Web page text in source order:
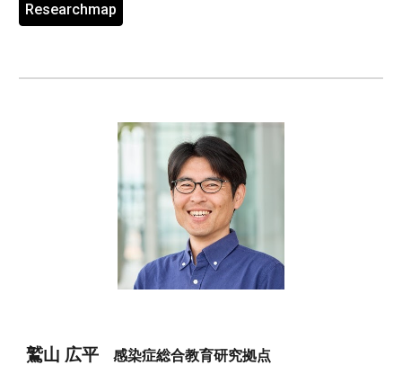
Researchmap
鷲山 広平 感染症総合教育研究拠点